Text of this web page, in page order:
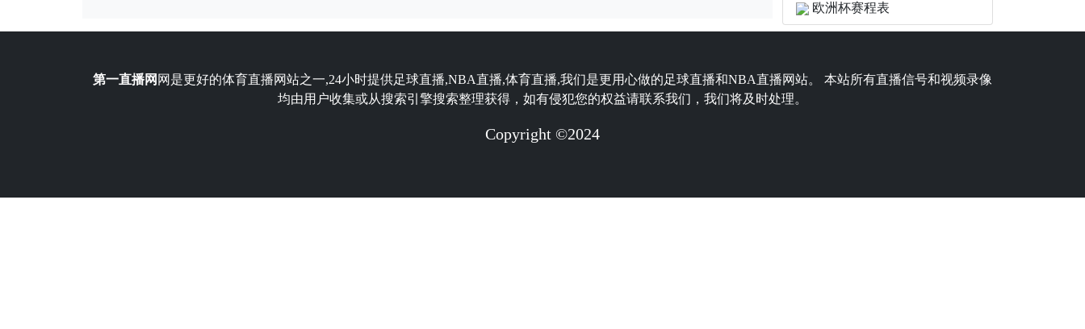
欧洲杯赛程表
第一直播网 网是更好的体育直播网站之一,24小时提供足球直播,NBA直播,体育直播,我们是更用心做的足球直播和NBA直播网站。 本站所有直播信号和视频录像
均由用户收集或从搜索引擎搜索整理获得，如有侵犯您的权益请联系我们，我们将及时处理。
Copyright ©2024